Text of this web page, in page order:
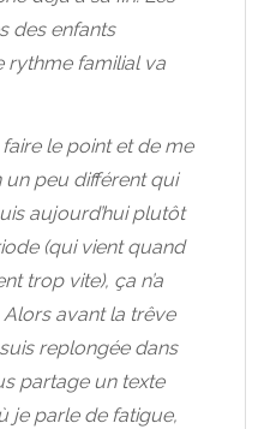
des enfants
rythme familial va
le point et de me
peu différent qui
aujourd’hui plutôt
(qui vient quand
trop vite), ça n’a
avant la trêve
replongée dans
partage un texte
je parle de fatigue,